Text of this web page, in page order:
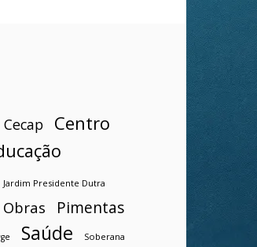
Cecap Centro
Jardim Presidente Dutra
Obras Pimentas
Saúde Soberana